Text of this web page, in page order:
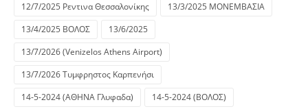
12/7/2025 Ρεντινα Θεσσαλονίκης
13/3/2025 ΜΟΝΕΜΒΑΣΙΑ
13/4/2025 ΒΟΛΟΣ
13/6/2025
13/7/2026 (Venizelos Athens Airport)
13/7/2026 Τυμφρηστος Καρπενήσι
14-5-2024 (ΑΘΗΝΑ Γλυφαδα)
14-5-2024 (ΒΟΛΟΣ)